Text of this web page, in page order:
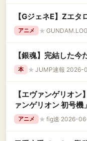
【GジェネE】Zエ
アニメ ★
【銀魂】完結した
本 ★ JUMP速報 2026-
【エヴァンゲリオ
ァンゲリオン 初号機
アニメ ★ fig速 2026-